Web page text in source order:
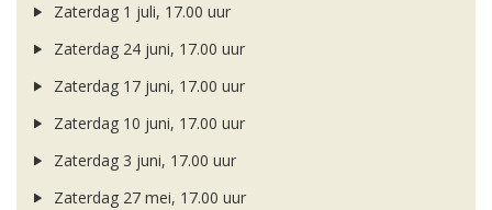
Zaterdag 1 juli, 17.00 uur
Zaterdag 24 juni, 17.00 uur
Zaterdag 17 juni, 17.00 uur
Zaterdag 10 juni, 17.00 uur
Zaterdag 3 juni, 17.00 uur
Zaterdag 27 mei, 17.00 uur